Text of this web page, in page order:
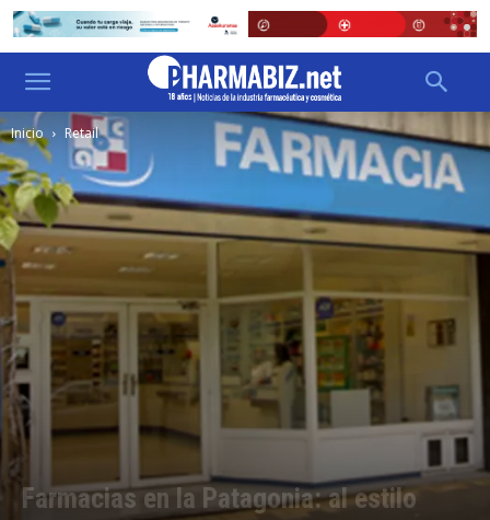
Inicio Retail
Farmacias en la Patagonia: al estilo